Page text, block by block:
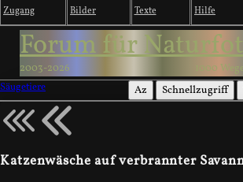
Zugang Bilder Texte Hilfe
Forum für
2003-2026
1000
Säugetiere
Az Schnellzugriff